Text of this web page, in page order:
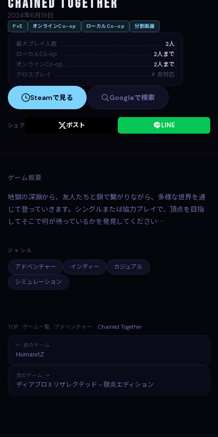
Chained Together
2024年6月19日
PvE オンラインCo-op ローカルCo-op 分割画面
最大プレイ人数 2人
ローカルCo-op 2人まで
オンラインCo-op 2人まで
クロスプレイ ✗ 非対応
Steamで見る Googleで検索
シェア ポスト LINE
ゲーム概要
地獄の深淵から、友人たちと鎖で繋がりながら、多様な世界を通
じて登っていきます。シングルまたは協力プレイで、頂点を目指
してそこで何が待っているかを発見してください…
ジャンル
アドベンチャー インディー
カジュアル
シミュレーション
TOP ゲーム一覧 アドベンチャー Chained Together
← 前のゲーム
HumanitZ
次のゲーム →
ディアブロ II リザレクテッド – 獄炎エディション